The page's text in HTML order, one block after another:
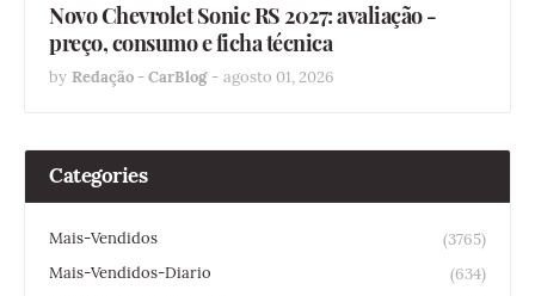
Novo Chevrolet Sonic RS 2027: avaliação -
preço, consumo e ficha técnica
by Redação - CarBlog - agosto 01, 2026
Categories
Mais-Vendidos
(3765)
Mais-Vendidos-Diario
(634)